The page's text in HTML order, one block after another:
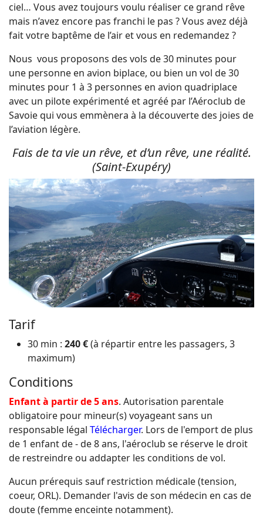
ciel… Vous avez toujours voulu réaliser ce grand rêve
mais n’avez encore pas franchi le pas ? Vous avez déjà
fait votre baptême de l’air et vous en redemandez ?
Nous vous proposons des vols de 30 minutes pour
une personne en avion biplace, ou bien un vol de 30
minutes pour 1 à 3 personnes en avion quadriplace
avec un pilote expérimenté et agréé par l’Aéroclub de
Savoie qui vous emmènera à la découverte des joies de
l’aviation légère.
Fais de ta vie un rêve, et d’un rêve, une réalité.
(Saint-Exupéry)
Tarif
30 min : 240 €(à répartir entre les passagers, 3
maximum)
Conditions
Enfant à partir de 5 ans. Autorisation parentale
obligatoire pour mineur(s) voyageant sans un
responsable légal Télécharger. Lors de l'emport de plus
de 1 enfant de - de 8 ans, l'aéroclub se réserve le droit
de restreindre ou addapter les conditions de vol.
Aucun prérequis sauf restriction médicale (tension,
coeur, ORL). Demander l'avis de son médecin en cas de
doute (femme enceinte notamment).